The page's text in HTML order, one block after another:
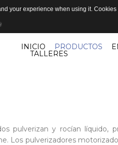
INICIO PRODUCTOS
TALLERES
pulverizan y rocían
Los pulverizadores
your experience when using it.